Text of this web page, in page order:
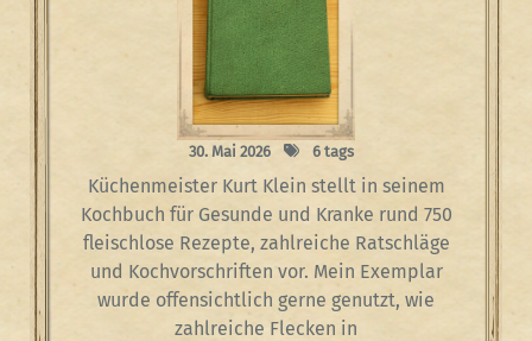
30. Mai 2026 6 tags
Küchenmeister Kurt Klein stellt in seinem
Kochbuch für Gesunde und Kranke rund 750
fleischlose Rezepte, zahlreiche Ratschläge
und Kochvorschriften vor. Mein Exemplar
wurde offensichtlich gerne genutzt, wie
zahlreiche Flecken in